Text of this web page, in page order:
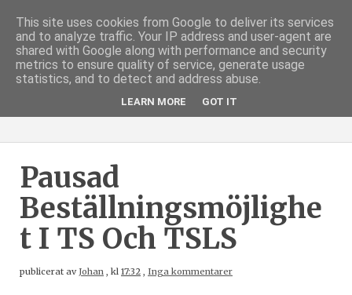
Pausad
Beställningsmöjlighe
T I TS Och TSLS
publicerat avJohan , kl 17:32 , Inga kommentarer
This site uses cookies from Google to deliver its services
and to analyze traffic. Your IP address and user-agent are
shared with Google along with performance and security
metrics to ensure quality of service, generate usage
statistics, and to detect and address abuse.
LEARN MORE GOT IT